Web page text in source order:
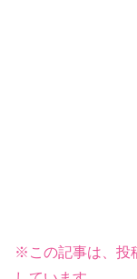
※この記事は、投